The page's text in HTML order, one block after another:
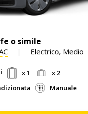
o simile
Electrico, Medio
x 1
x 2
Manuale